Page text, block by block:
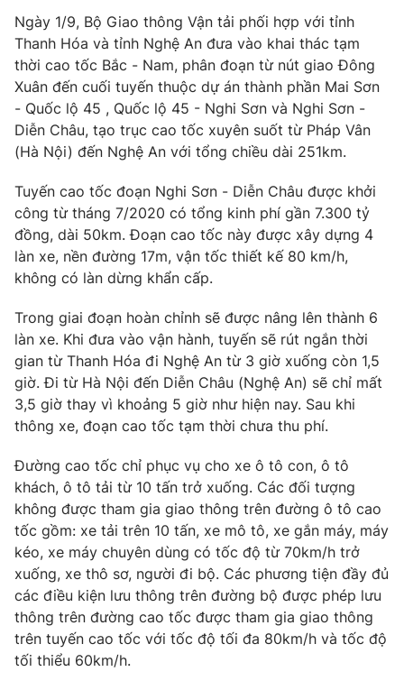
Câu chuyện quốc tế
Tài chính
Thị trường
Góc doanh nghiệp
Dữ liệu và đời sống
Truyền hình
Phim VTV
Nhân vật
Khán giả
Giải sao mai
Giải trí
Điện ảnh
Âm nhạc
Sao
Đời sống
Du lịch
Làm đẹp
Chất lượng cuộc sống
Giáo dục
Tuyển sinh
Học trực tuyến
Hitech Công nghệ tương lai
Sản phẩm
Thị trường
Giao lưu trực tuyến
Lịch phát sóng
Chuyên mục khác
Emagazine Podcast
Photo Infographic
Video Shorts video
VTV Money
Ngày 1/9, Bộ Giao thông Vận tải phối hợp với tỉnh
Thanh Hóa và tỉnh Nghệ An đưa vào khai thác tạm
thời cao tốc Bắc - Nam, phân đoạn từ nút giao Đông
Xuân đến cuối tuyến thuộc dự án thành phần Mai Sơn
- Quốc lộ 45 , Quốc lộ 45 - Nghi Sơn và Nghi Sơn -
Diễn Châu, tạo trục cao tốc xuyên suốt từ Pháp Vân
(Hà Nội) đến Nghệ An với tổng chiều dài 251km.
Tuyến cao tốc đoạn Nghi Sơn - Diễn Châu được khởi
công từ tháng 7/2020 có tổng kinh phí gần 7.300 tỷ
đồng, dài 50km. Đoạn cao tốc này được xây dựng 4
làn xe, nền đường 17m, vận tốc thiết kế 80 km/h,
không có làn dừng khẩn cấp.
Trong giai đoạn hoàn chỉnh sẽ được nâng lên thành 6
làn xe. Khi đưa vào vận hành, tuyến sẽ rút ngắn thời
gian từ Thanh Hóa đi Nghệ An từ 3 giờ xuống còn 1,5
giờ. Đi từ Hà Nội đến Diễn Châu (Nghệ An) sẽ chỉ mất
3,5 giờ thay vì khoảng 5 giờ như hiện nay. Sau khi
thông xe, đoạn cao tốc tạm thời chưa thu phí.
Đường cao tốc chỉ phục vụ cho xe ô tô con, ô tô
khách, ô tô tải từ 10 tấn trở xuống. Các đối tượng
không được tham gia giao thông trên đường ô tô cao
tốc gồm: xe tải trên 10 tấn, xe mô tô, xe gắn máy, máy
kéo, xe máy chuyên dùng có tốc độ từ 70km/h trở
xuống, xe thô sơ, người đi bộ. Các phương tiện đầy đủ
các điều kiện lưu thông trên đường bộ được phép lưu
thông trên đường cao tốc được tham gia giao thông
trên tuyến cao tốc với tốc độ tối đa 80km/h và tốc độ
tối thiểu 60km/h.